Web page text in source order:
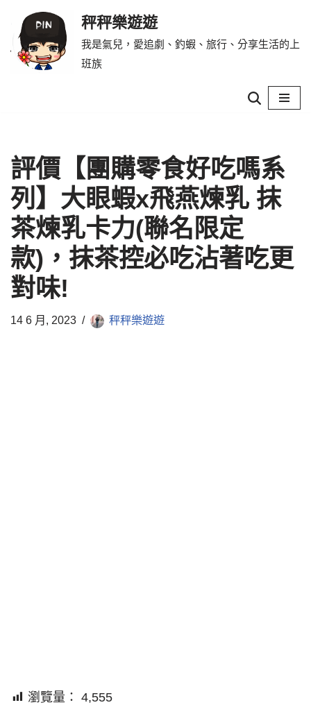
Skip
to
秤秤樂遊遊
我是氣兒，愛追劇、釣蝦、旅行、分享生活的上
班族
評價【團購零食好吃嗎系
列】大眼蝦x飛燕煉乳 抹
茶煉乳卡力(聯名限定
款)，抹茶控必吃沾著吃更
對味!
14 6 月, 2023 秤秤樂遊遊
瀏覽量： 4,555